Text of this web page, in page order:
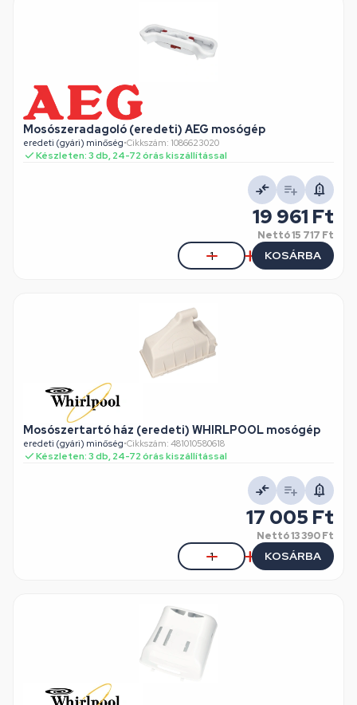
Mosószeradagoló (eredeti) AEG mosógép
eredeti (gyári) minőség•Cikkszám: 1086623020
Készleten: 3 db, 24-72 órás kiszállítással
19 961 Ft
Nettó15 717 Ft
KOSÁRBA
Mosószertartó ház (eredeti) WHIRLPOOL mosógép
eredeti (gyári) minőség•Cikkszám: 481010580618
Készleten: 3 db, 24-72 órás kiszállítással
17 005 Ft
Nettó13 390 Ft
KOSÁRBA